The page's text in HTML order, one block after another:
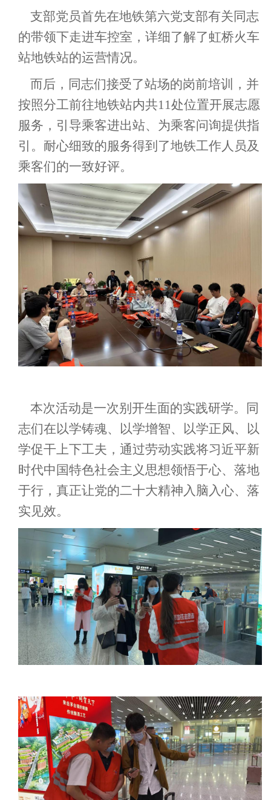
支部党员首先在地铁第六党支部有关同志
的带领下走进车控室，详细了解了虹桥火车
站地铁站的运营情况。
而后，同志们接受了站场的岗前培训，并
按照分工前往地铁站内共11处位置开展志愿
服务，引导乘客进出站、为乘客问询提供指
引。耐心细致的服务得到了地铁工作人员及
乘客们的一致好评。
本次活动是一次别开生面的实践研学。
同
志们在以学铸魂、以学增智、以学正风、以
学促干上下工夫 ，通过劳动实践将习近平新
时代中国特色社会主义思想领悟于心、落地
于行，真正让党的二十大精神入脑入心、落
实见效。